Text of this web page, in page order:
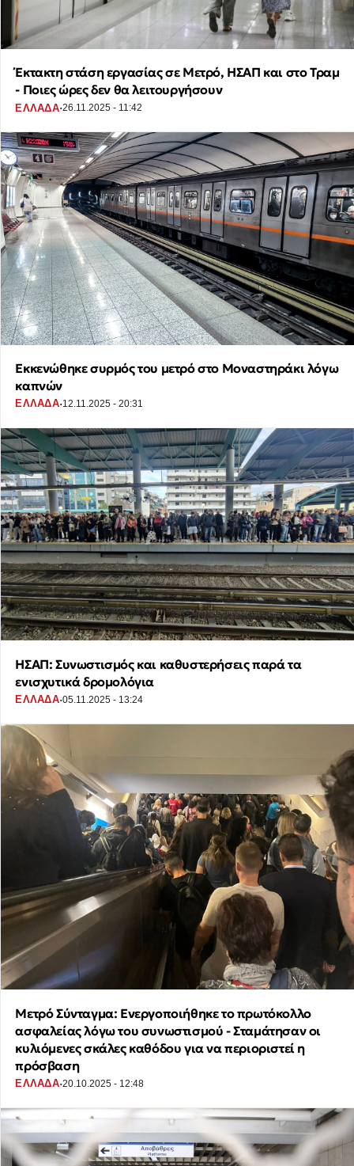
Έκτακτη στάση εργασίας σε Μετρό, ΗΣΑΠ και στο Τραμ
- Ποιες ώρες δεν θα λειτουργήσουν
ΕΛΛΑΔΑ·26.11.2025 - 11:42
Εκκενώθηκε συρμός του μετρό στο Μοναστηράκι λόγω
καπνών
ΕΛΛΑΔΑ·12.11.2025 - 20:31
ΗΣΑΠ: Συνωστισμός και καθυστερήσεις παρά τα
ενισχυτικά δρομολόγια
ΕΛΛΑΔΑ·05.11.2025 - 13:24
Μετρό Σύνταγμα: Ενεργοποιήθηκε το πρωτόκολλο
ασφαλείας λόγω του συνωστισμού - Σταμάτησαν οι
κυλιόμενες σκάλες καθόδου για να περιοριστεί η
πρόσβαση
ΕΛΛΑΔΑ·20.10.2025 - 12:48